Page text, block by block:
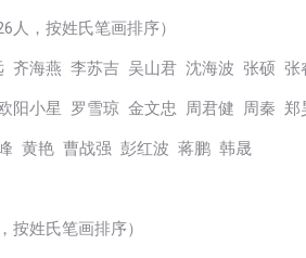
26人，按姓氏笔画排序）
齐海燕 李苏吉 吴山君 沈海波 张硕 张
阳小星 罗雪琼 金文忠 周君健 周秦 郑
黄艳 曹战强 彭红波 蒋鹏 韩晟
按姓氏笔画排序）